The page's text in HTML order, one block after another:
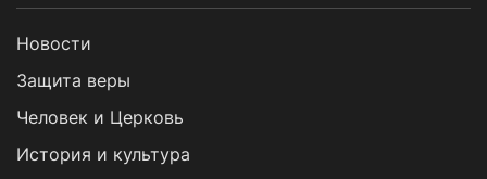
Новости
Защита веры
Человек и Церковь
История и культура